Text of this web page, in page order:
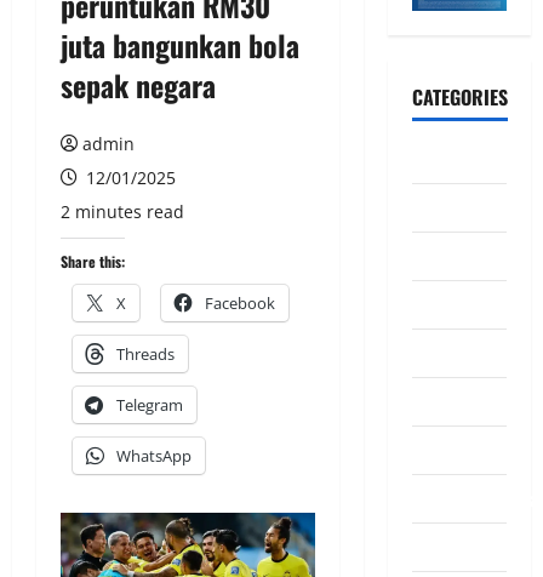
juta bangunkan bola
sepak negara
admin
12/01/2025
2 minutes read
Share this:
X Facebook
Threads
Telegram
WhatsApp
CATEGORIES